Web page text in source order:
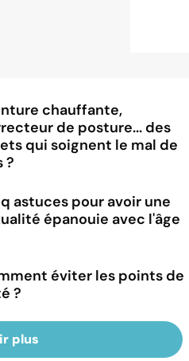
chauffante,
de posture... des
qui soignent le mal de
?
astuces pour avoir une
épanouie avec l'âge
éviter les points de
?
plus